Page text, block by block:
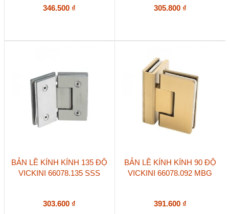
346.500 ₫ 305.800 ₫
BẢN LỀ KÍNH KÍNH 135 ĐỘ
VICKINI 66078.135 SSS
303.600 ₫
BẢN LỀ KÍNH KÍNH 90 ĐỘ
VICKINI 66078.092 MBG
391.600 ₫